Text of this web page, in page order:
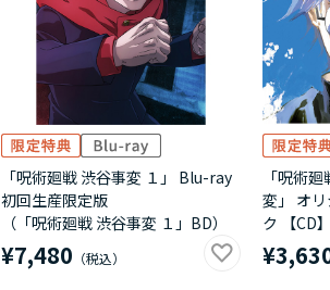
「呪術廻戦 渋谷事変 １」 Blu-ray
初回生産限定版
（「呪術廻戦 渋谷事変 １」BD）
¥7,480
「呪術
変」 オ
ク 【CD